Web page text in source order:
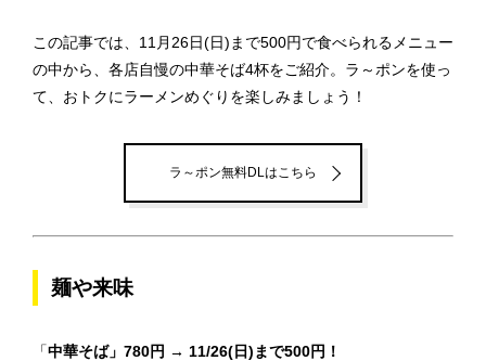
この記事では、11月26日(日)まで500円で食べられるメニュー
の中から、各店自慢の中華そば4杯をご紹介。ラ～ポンを使っ
て、おトクにラーメンめぐりを楽しみましょう！
ラ～ポン無料DLはこちら
麺や来味
「中華そば」780円 → 11/26(日)まで500円！